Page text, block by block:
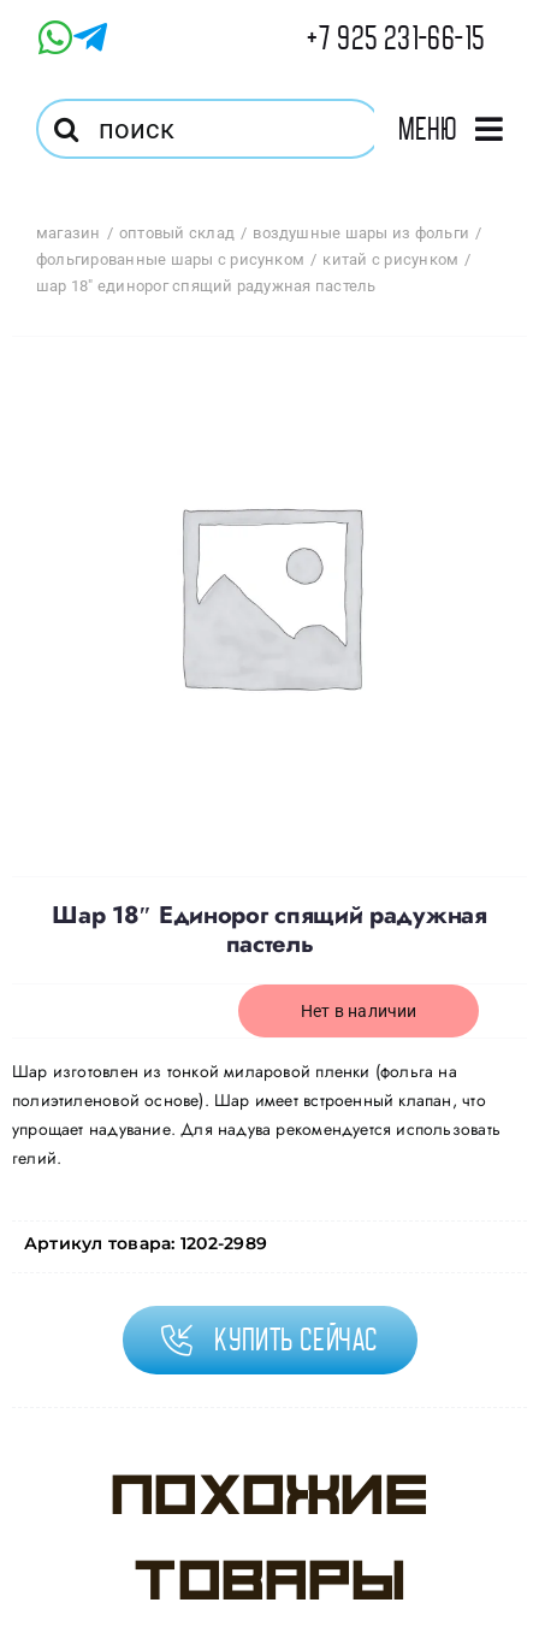
+7 925 231-66-15
Результат
поиска:
Меню
Магазин
Политика конфиденциальности
магазин оптовый склад
воздушные шары из фольги
фольгированные шары с рисунком
китай с рисунком
шар 18″ единорог спящий радужная пастель
Шар 18″ Единорог спящий радужная
пастель
Нет в наличии
Шар изготовлен из тонкой миларовой пленки (фольга на
полиэтиленовой основе). Шар имеет встроенный клапан, что
упрощает надувание. Для надува рекомендуется использовать
гелий.
Артикул товара: 1202-2989
Купить сейчас
Похожие
товары